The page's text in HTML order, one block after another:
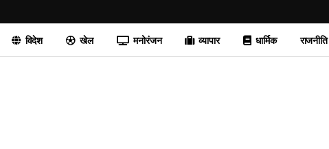
विदेश खेल मनोरंजन व्यापार धार्मिक राजनीति